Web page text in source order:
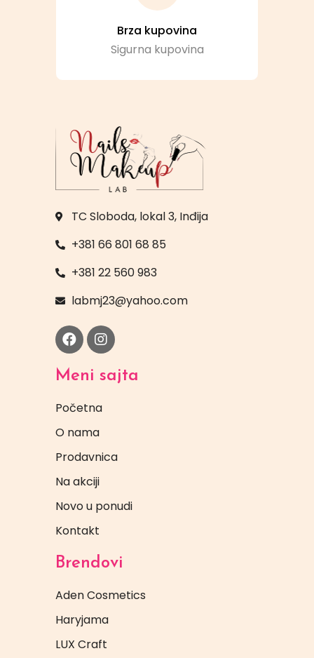
Brza kupovina
Sigurna kupovina
TC Sloboda, lokal 3, Inđija
+381 66 801 68 85
+381 22 560 983
labmj23@yahoo.com
Meni sajta
Početna
O nama
Prodavnica
Na akciji
Novo u ponudi
Kontakt
Brendovi
Aden Cosmetics
Haryjama
LUX Craft